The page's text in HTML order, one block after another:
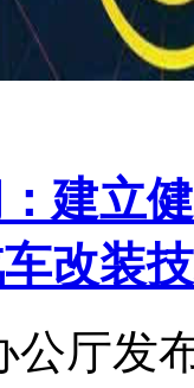
建立
改装
公厅发